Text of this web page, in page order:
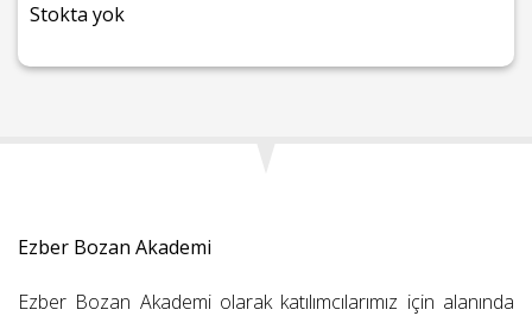
Stokta yok
Ezber Bozan Akademi
Ezber Bozan Akademi olarak katılımcılarımız için alanında